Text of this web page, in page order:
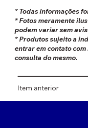
* Todas informações
* Fotos meramente
podem variar sem
* Produtos sujeito a
entrar em contato
consulta do mesmo.
Item anterior